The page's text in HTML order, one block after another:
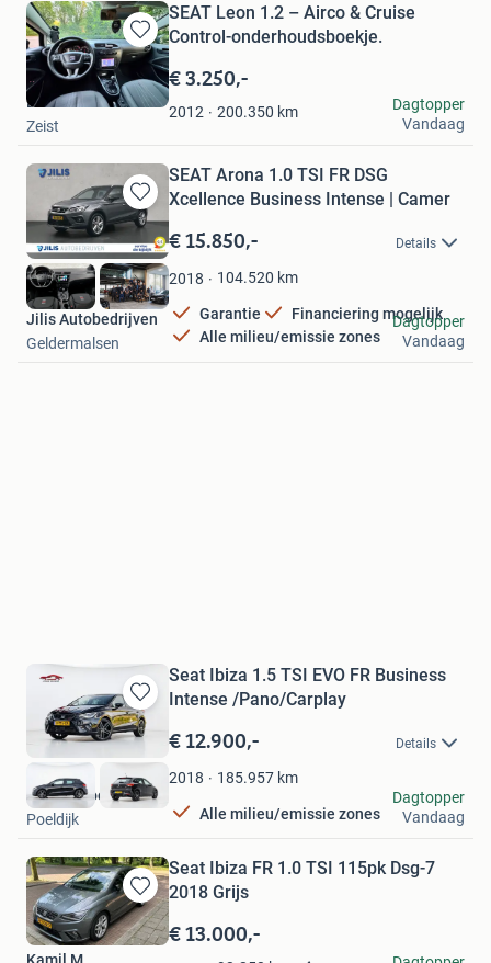
Bewaren
in
Mijn
Favorieten
SEAT Leon 1.2 – Airco & Cruise
Control-onderhoudsboekje.
€ 3.250,-
2012 200.350 km
Braamauto’s
Zeist
Dagtopper
Vandaag
Bewaren
in
Mijn
Favorieten
SEAT Arona 1.0 TSI FR DSG
Xcellence Business Intense | Camer
€ 15.850,- Details
2018 104.520 km
Garantie
Financiering mogelijk
Alle milieu/emissie zones
Jilis Autobedrijven
Geldermalsen
Dagtopper
Vandaag
Bewaren
in
Favorieten
Seat Ibiza 1.5 TSI EVO FR Business
Intense /Pano/Carplay
€ 12.900,- Details
2018 185.957 km
Alle milieu/emissie zones
Jonge Broers B.V.
Poeldijk
Dagtopper
Vandaag
Bewaren
in
Mijn
Seat Ibiza FR 1.0 TSI 115pk Dsg-7
2018 Grijs
€ 13.000,-